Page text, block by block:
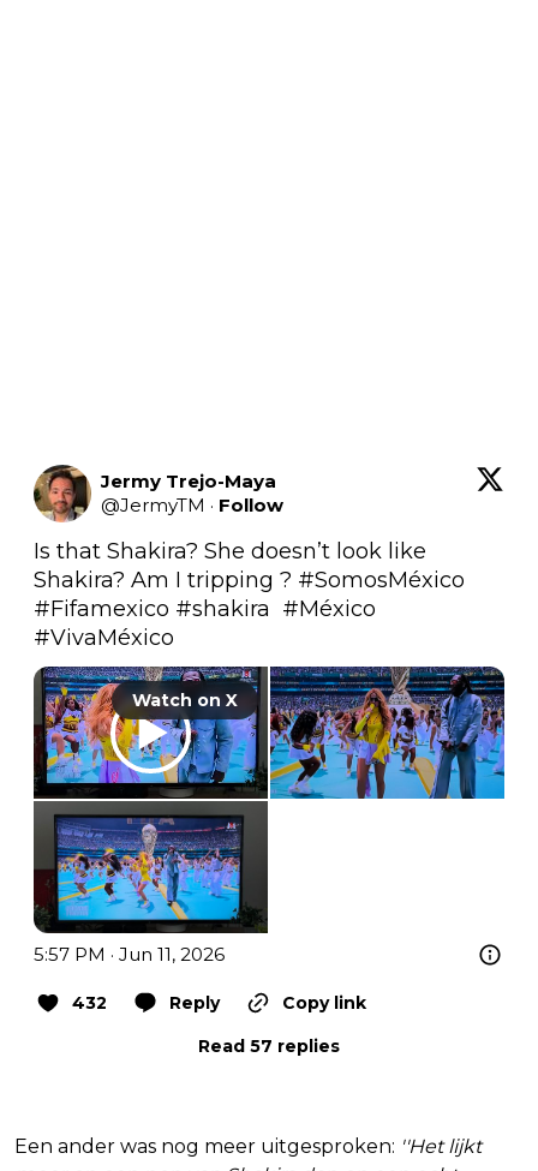
Jermy Trejo-Maya
@JermyTM · Follow
Is that Shakira? She doesn’t look like
Shakira? Am I tripping ? #SomosMéxico
#Fifamexico #shakira #México
#VivaMéxico
Watch on X
5:57 PM · Jun 11, 2026
432 Reply
Copy link
Read 57 replies
Een ander was nog meer uitgesproken: ''Het lijkt